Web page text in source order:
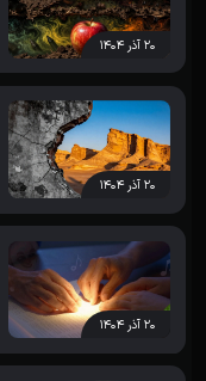
۲۰ آذر ۱۴۰۴
۲۰ آذر ۱۴۰۴
۲۰ آذر ۱۴۰۴